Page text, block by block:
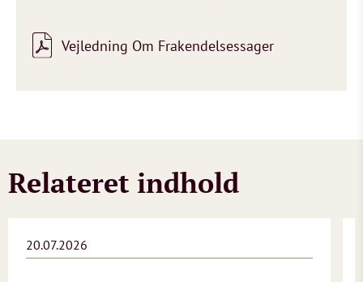
Vejledning Om Frakendelsessager
Relateret indhold
20.07.2026